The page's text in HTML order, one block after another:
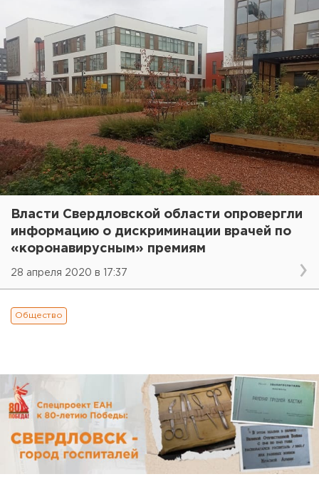
Власти Свердловской области опровергли
информацию о дискриминации врачей по
«коронавирусным» премиям
28 апреля 2020 в 17:37
Общество